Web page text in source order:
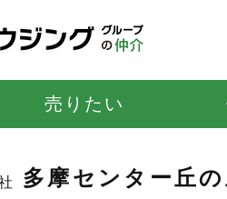
売りたい
多摩センター丘